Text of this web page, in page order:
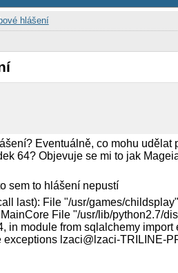
hlášení
Eventuálně, co mohu udělat
64? Objevuje se mi to jak
sem to hlášení nepustí
last): File "/usr/games/
File "/usr/lib/python2.7/
in module from sqlalchemy import
lzaci@lzaci-TRILINE-